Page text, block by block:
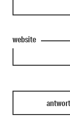
website